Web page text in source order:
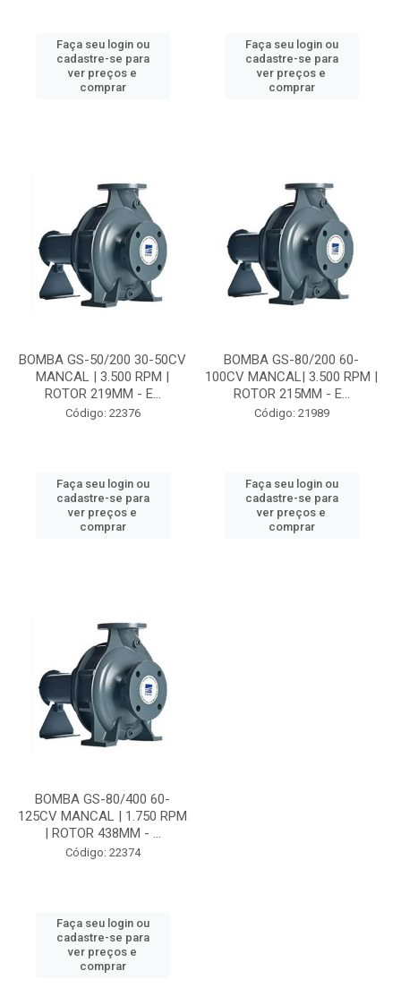
Faça seu login ou
cadastre-se para
ver preços e
comprar
Faça seu login ou
cadastre-se para
ver preços e
comprar
BOMBA GS-50/200 30-50CV
MANCAL | 3.500 RPM |
ROTOR 219MM - E...
Código: 22376
Faça seu login ou
cadastre-se para
ver preços e
comprar
BOMBA GS-80/200 60-
100CV MANCAL| 3.500 RPM |
ROTOR 215MM - E...
Código: 21989
Faça seu login ou
cadastre-se para
ver preços e
comprar
BOMBA GS-80/400 60-
125CV MANCAL | 1.750 RPM
| ROTOR 438MM - ...
Código: 22374
Faça seu login ou
cadastre-se para
ver preços e
comprar